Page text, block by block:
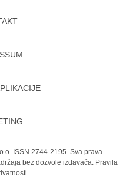
ISSN 2744-2195. Sva prava
bez dozvole izdavača. Pravila